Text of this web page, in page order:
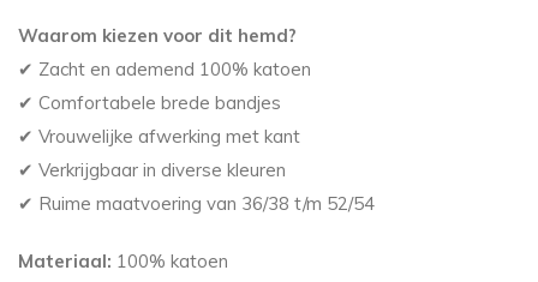
Waarom kiezen voor dit hemd?
✔ Zacht en ademend 100% katoen
✔ Comfortabele brede bandjes
✔ Vrouwelijke afwerking met kant
✔ Verkrijgbaar in diverse kleuren
✔ Ruime maatvoering van 36/38 t/m 52/54
Materiaal: 100% katoen